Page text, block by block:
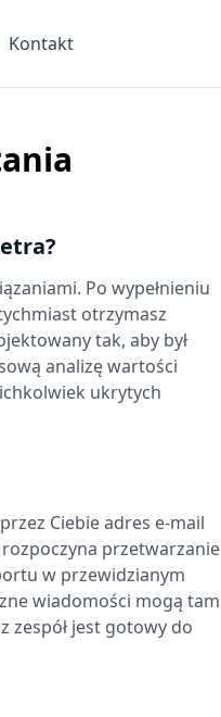
Kontakt
Po wypełnieniu
otrzymasz
tak, aby był
analizę wartości
ukrytych
Ciebie adres e-mail
przetwarzanie
w przewidzianym
wiadomości mogą tam
jest gotowy do